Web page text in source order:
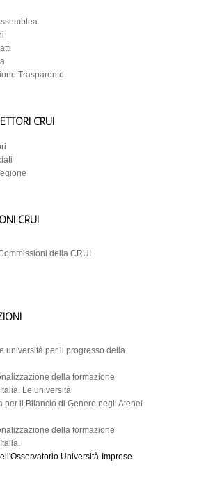
Trasparente
CRUI
CRUI
della CRUI
università per il progresso della
della formazione
Le università
per il Bilancio di Genere negli Atenei
della formazione
Università-Imprese